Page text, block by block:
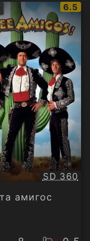
IMDb
6.5
SD 360
амигос